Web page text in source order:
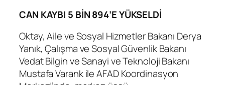
CAN KAYBI 5 BİN 894’E YÜKSELDİ
Oktay, Aile ve Sosyal Hizmetler Bakanı Derya
Yanık, Çalışma ve Sosyal Güvenlik Bakanı
Vedat Bilgin ve Sanayi ve Teknoloji Bakanı
Mustafa Varank ile AFAD Koordinasyon